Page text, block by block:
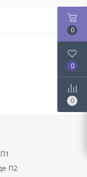
П2
0
0
0